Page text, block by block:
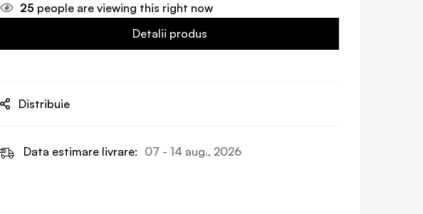
25 people are viewing this right now
Detalii produs
Distribuie
Data estimare livrare: 07 - 14 aug., 2026